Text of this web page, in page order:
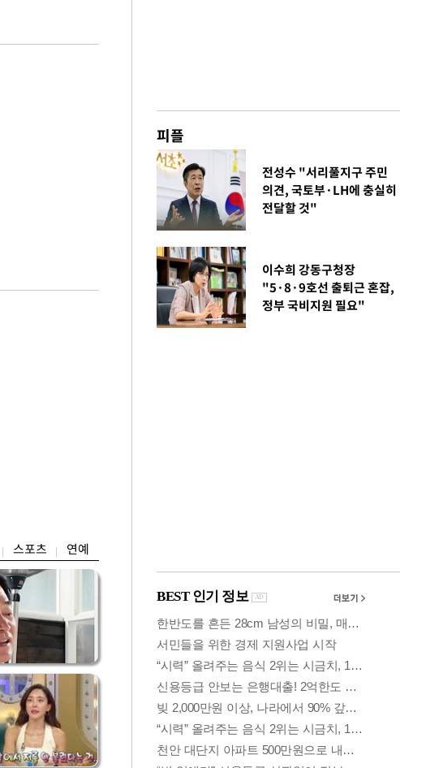
스포츠 연예
피플
전성수 "서리풀지구 주민
의견, 국토부·LH에 충실히
전달할 것"
이수희 강동구청장
"5·8·9호선 출퇴근 혼잡,
정부 국비지원 필요"